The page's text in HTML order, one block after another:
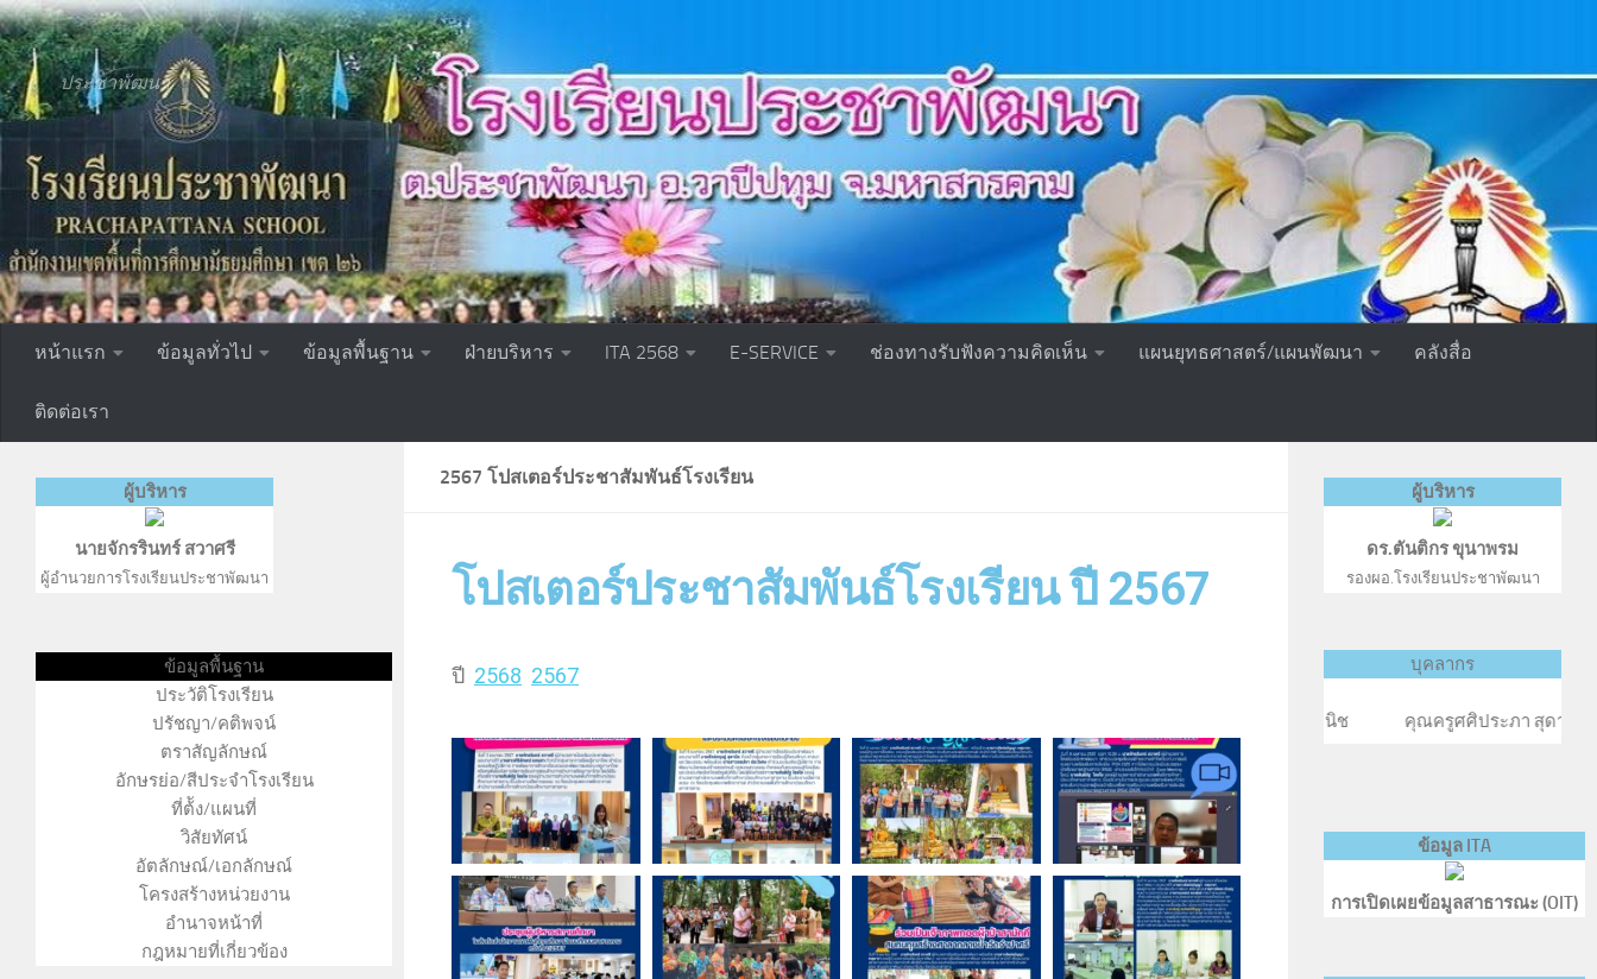
Skip to content
ประชาพัฒนา
หน้าแรก ข้อมูลทั่วไป ข้อมูลพื้นฐาน ฝ่ายบริหาร ITA 2568 E-SERVICE ช่องทางรับฟังความคิดเห็น แผนยุทธศาสตร์/แผนพัฒนา คลังสื่อ
ติดต่อเรา
2567 โปสเตอร์ประชาสัมพันธ์โรงเรียน
โปสเตอร์ประชาสัมพันธ์โรงเรียน ปี 2567
ปี 2568 2567
ผู้บริหาร
นายจักรรินทร์ สวาศรี
ผู้อำนวยการโรงเรียนประชาพัฒนา
ข้อมูลพื้นฐาน
ประวัติโรงเรียน
ปรัชญา/คติพจน์
ตราสัญลักษณ์
อักษรย่อ/สีประจำโรงเรียน
ที่ต้ัง/แผนที่
วิสัยทัศน์
อัตลักษณ์/เอกลักษณ์
โครงสร้างหน่วยงาน
อำนาจหน้าที่
กฎหมายที่เกี่ยวข้อง
ผู้บริหาร
ดร.ตันติกร ขุนาพรม
รองผอ.โรงเรียนประชาพัฒนา
บุคลากร
รินทร์ แก่นคำ คุณครูสุทธิรักษ์ ปะริตวา คุณครูนรนาถ สืบสำราญ คุณครูสุมาลย์ ภวภูตานนท์ คุณครูจักษ์กฤษฎ์ สุดานิช คุณครูศศิประภา สุดานิช คุณครูกรปร
ข้อมูล ITA
การเปิดเผยข้อมูลสาธารณะ (OIT)